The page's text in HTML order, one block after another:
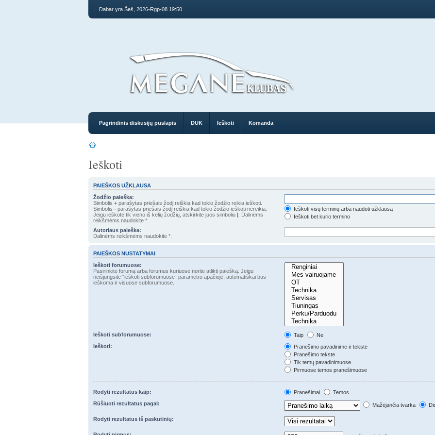
Dabar yra Šeš, 2026-Rgp-08 19:50
Pagrindinis diskusijų puslapis DUK Ieškoti Komanda
Ieškoti
PAIEŠKOS UŽKLAUSA
Žodžio paieška:
Simbolis + parašytas priešais žodį reiškia kad tokio žodžio reikia ieškoti.
Simbolis - parašytas priešais žodį reiškia kad tokio žodžio ieškoti nereikia.
Jeigu ieškote tik vieno iš kelių žodžių, atskirkite juos simboliu | . Dalinėms
reikšmėms naudokite *.
Ieškoti visų terminų arba naudoti užklausą
Ieškoti bet kurio termino
Autoriaus paieška:
Dalinėms reikšmėms naudokite *.
PAIEŠKOS NUSTATYMAI
Ieškoti forumuose:
Pasirinkite forumą arba forumus kuriuose norite atlikti paiešką. Jeigu
neišjungsite “ieškoti subforumuose“ parametro apačioje, automatiškai bus
ieškoma ir visuose subforumuose.
Ieškoti subforumuose: Taip
Ne
Ieškoti:
Pranešimo pavadinime ir tekste
Pranešimo tekste
Tik temų pavadinimuose
Pirmuose temos pranešimuose
Rodyti rezultatus kaip: Pranešimai
Temos
Rūšiuoti rezultatus pagal:
Mažėjančia tvarka
Rodyti rezultatus iš paskutinių: